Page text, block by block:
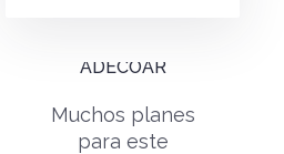
ADECOAR
Muchos planes
para este